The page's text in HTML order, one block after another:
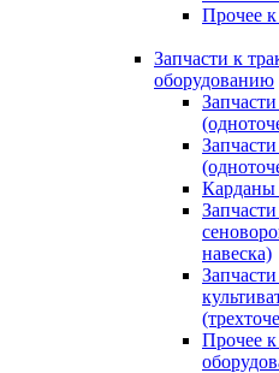
Прочее
Запчасти к
оборудованию
Карданы
навеска)
Прочее